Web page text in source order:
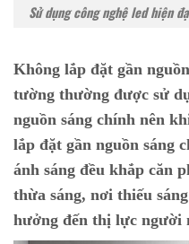
Sử dụng công nghệ led hiện
Không lắp đặt gần
tường thường được sử
nguồn sáng chính nên
lắp đặt gần nguồn sáng
ánh sáng đều khắp căn
thừa sáng, nơi thiếu
hưởng đến thị lực người